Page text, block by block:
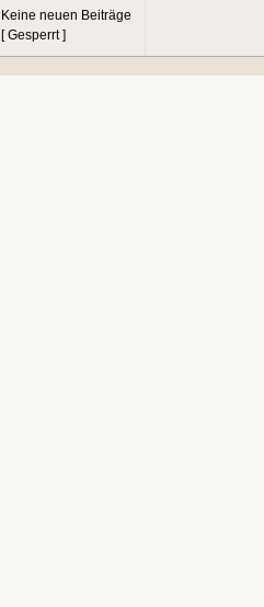
Keine neuen Beiträge
[ Gesperrt ]